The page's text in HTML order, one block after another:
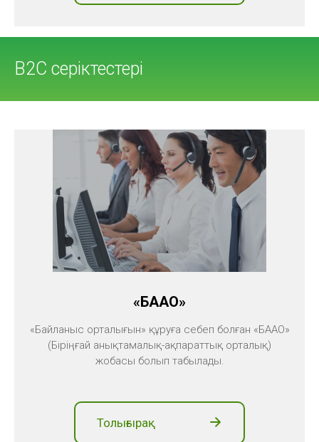
B2C серіктестері
«БААО»
«Байланыс орталығын» құруға себеп болған «БААО»
(Біріңғай анықтамалық-ақпараттық орталық)
жобасы болып табылады.
Толығырақ